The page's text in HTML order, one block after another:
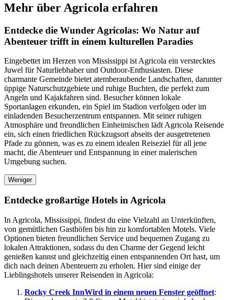
Mehr über Agricola erfahren
Entdecke die Wunder Agricolas: Wo Natur auf
Abenteuer trifft in einem kulturellen Paradies
Eingebettet im Herzen von Mississippi ist Agricola ein verstecktes
Juwel für Naturliebhaber und Outdoor-Enthusiasten. Diese
charmante Gemeinde bietet atemberaubende Landschaften, darunter
üppige Naturschutzgebiete und ruhige Buchten, die perfekt zum
Angeln und Kajakfahren sind. Besucher können lokale
Sportanlagen erkunden, ein Spiel im Stadion verfolgen oder im
einladenden Besucherzentrum entspannen. Mit seiner ruhigen
Atmosphäre und freundlichen Einheimischen lädt Agricola Reisende
ein, sich einen friedlichen Rückzugsort abseits der ausgetretenen
Pfade zu gönnen, was es zu einem idealen Reiseziel für all jene
macht, die Abenteuer und Entspannung in einer malerischen
Umgebung suchen.
Weniger
Entdecke großartige Hotels in Agricola
In Agricola, Mississippi, findest du eine Vielzahl an Unterkünften,
von gemütlichen Gasthöfen bis hin zu komfortablen Motels. Viele
Optionen bieten freundlichen Service und bequemen Zugang zu
lokalen Attraktionen, sodass du den Charme der Gegend leicht
genießen kannst und gleichzeitig einen entspannenden Ort hast, um
dich nach deinen Abenteuern zu erholen. Hier sind einige der
Lieblingshotels unserer Reisenden in Agricola:
Rocky Creek InnWird in einem neuen Fenster geöffnet: